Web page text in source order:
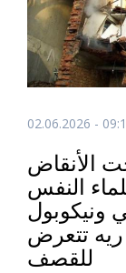
02.06.2026 -
الأنقاض
النفس
ونيكوبول
تتعرض
للقصف